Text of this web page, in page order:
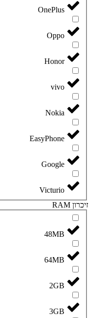
OnePlus
Oppo
Honor
vivo
Nokia
EasyPhone
Google
Victurio
זיכרון RAM
48MB
64MB
2GB
3GB